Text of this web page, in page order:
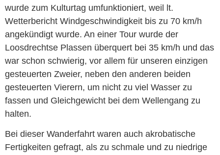
wurde zum Kulturtag umfunktioniert, weil lt.
Wetterbericht Windgeschwindigkeit bis zu 70 km/h
angekündigt wurde. An einer Tour wurde der
Loosdrechtse Plassen überquert bei 35 km/h und das
war schon schwierig, vor allem für unseren einzigen
gesteuerten Zweier, neben den anderen beiden
gesteuerten Vierern, um nicht zu viel Wasser zu
fassen und Gleichgewicht bei dem Wellengang zu
halten.
Bei dieser Wanderfahrt waren auch akrobatische
Fertigkeiten gefragt, als zu schmale und zu niedrige